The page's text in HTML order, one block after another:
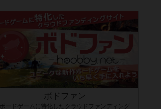
ボドファン
ボードゲームに特化したクラウドファンディング